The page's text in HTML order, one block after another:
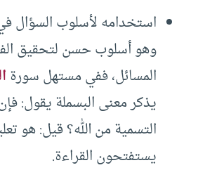
استخدامه لأسلوب السؤال
وهو أسلوب حسن لتحقيق
المسائل، ففي مستهل سورة
يذكر معنى البسملة يقول:
التسمية من الله؟ قيل: هو
يستفتحون القراءة.